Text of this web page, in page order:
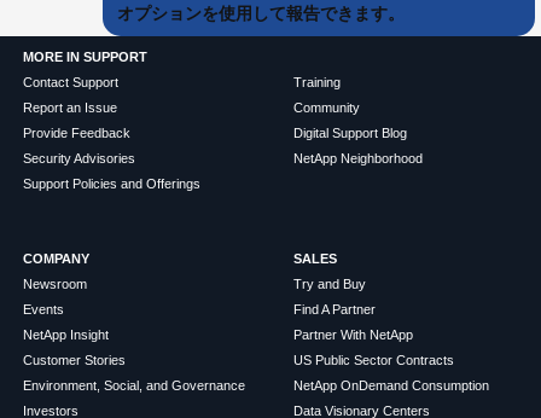
オプションを使用して報告できます。
MORE IN SUPPORT
Contact Support
Report an Issue
Provide Feedback
Security Advisories
Support Policies and Offerings
Training
Community
Digital Support Blog
NetApp Neighborhood
COMPANY
Newsroom
Events
NetApp Insight
Customer Stories
Environment, Social, and Governance
Investors
SALES
Try and Buy
Find A Partner
Partner With NetApp
US Public Sector Contracts
NetApp OnDemand Consumption
Data Visionary Centers